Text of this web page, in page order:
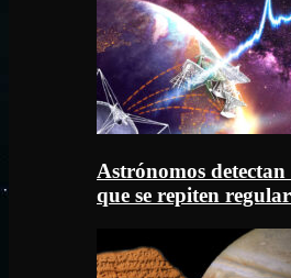
Astrónomos detectan
que se repiten